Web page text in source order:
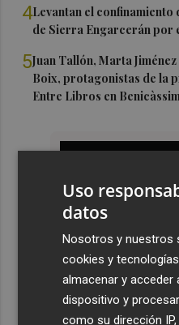
4Levantan el
de Sierra Engarcerán por
5Juan Tallón, Marta
Boix, protagonistas de la
Entre Libros en Benicàssim
Uso
datos
Nosotros y nuestros
cookies y
almacenar y
dispositivo y
como su dirección